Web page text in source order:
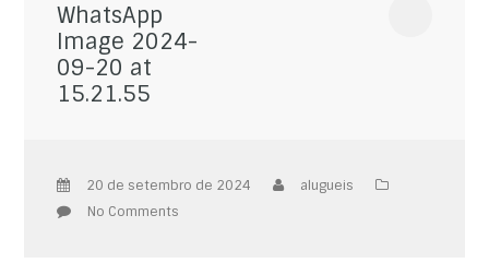
WhatsApp
Image 2024-
09-20 at
15.21.55
20 de setembro de 2024
alugueis
No Comments